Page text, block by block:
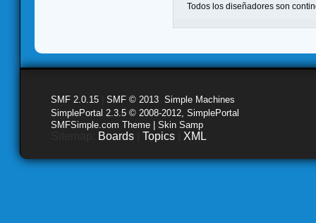
Todos los diseñadores son
SMF 2.0.15 SMF © 2013 Simple Machines
SimplePortal 2.3.5 © 2008-2012, SimplePortal
SMFSimple.com Theme | Skin Samp
Boards Topics XML